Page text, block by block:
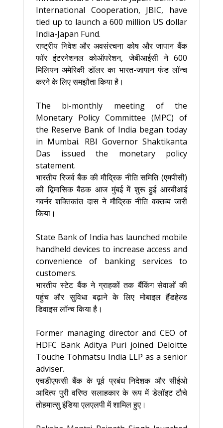
International Cooperation, JBIC, have
tied up to launch a 600 million US dollar
India-Japan Fund.
राष्ट्रीय निवेश और अवसंरचना कोष और जापान बैंक
फॉर इंटरनेशनल कोऑपरेशन, जेबीआईसी ने 600
मिलियन अमेरिकी डॉलर का भारत-जापान फंड लॉन्च
करने के लिए समझौता किया है।
The bi-monthly meeting of the
Monetary Policy Committee (MPC) of
the Reserve Bank of India began today
in Mumbai. RBI Governor Shaktikanta
Das issued the monetary policy
statement.
भारतीय रिजर्व बैंक की मौद्रिक नीति समिति (एमपीसी)
की द्विमासिक बैठक आज मुंबई में शुरू हुई आरबीआई
गवर्नर शक्तिकांत दास ने मौद्रिक नीति वक्तव्य जारी
किया।
State Bank of India has launched mobile
handheld devices to increase access and
convenience of banking services to
customers.
भारतीय स्टेट बैंक ने ग्राहकों तक बैंकिंग सेवाओं की
पहुंच और सुविधा बढ़ाने के लिए मोबाइल हैंडहेल्ड
डिवाइस लॉन्च किया है।
Former managing director and CEO of
HDFC Bank Aditya Puri joined Deloitte
Touche Tohmatsu India LLP as a senior
adviser.
एचडीएफसी बैंक के पूर्व प्रबंध निदेशक और सीईओ
आदित्य पुरी वरिष्ठ सलाहकार के रूप में डेलॉइट टौचे
तोहमात्सु इंडिया एलएलपी में शामिल हुए।